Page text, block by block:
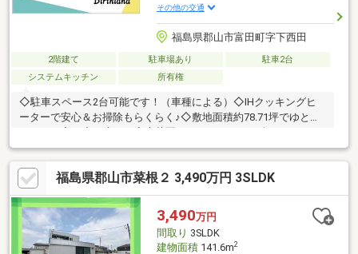
その他の交通
福島県郡山市富田町字下西田
2階建て 駐車場あり
駐車2台
システムキッチン
所有権
◇駐車スペース2台可能です！（車種による）◇IHクッキングヒ
ーターで安心＆お掃除もらくらく♪◇敷地面積約78.71坪でゆとり
できます！リフォームのご相談も承っておりますので、お気軽に
お問い合わせください(^^♪※図面と現況が異なる場合は現況優先と
させていただきます。【周辺環境】富田西小学校：徒歩7分第六中
学校：徒歩11分ファミリーマート 郡山西田店：徒歩3分ヨークベ
ニマル片平店：徒歩16分カワチ薬品富田店：徒歩14分JR東北本線
「郡山」駅までバス27分 バス停「富田親水広場」まで徒歩10分
福島県郡山市菜根２ 3,490万円 3SLDK
3,490万円
間取り 3SLDK
建物面積141.6m2